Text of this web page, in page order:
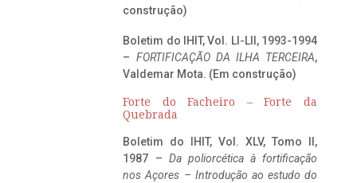
construção)
Boletim do IHIT, Vol. LI-LII, 1993-1994
– FORTIFICAÇÃO DA ILHA TERCEIRA,
Valdemar Mota. (Em construção)
Forte do Facheiro – Forte da
Quebrada
Boletim do IHIT, Vol. XLV, Tomo II,
1987 – Da poliorcética à fortificação
nos Açores – Introdução ao estudo do